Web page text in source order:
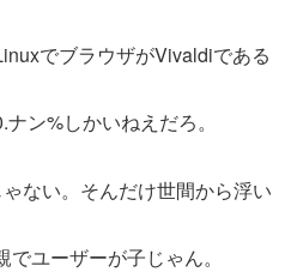
でブラウザがVivaldiである
ン%しかいねえだろ。
ない。そんだけ世間から浮い
ユーザーが子じゃん。